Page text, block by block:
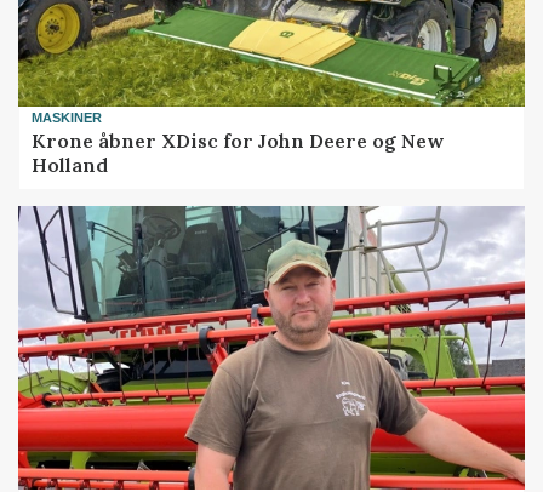
MASKINER
Krone åbner XDisc for John Deere og New
Holland